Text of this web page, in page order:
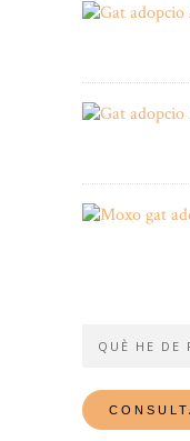
QUÈ HE DE